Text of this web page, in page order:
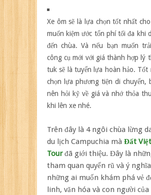
Xe ôm sẽ là lựa chọn tốt nhất
muốn kiệm ước tổn phí tối đa khi
đến chùa. Và nếu bạn muốn
công cụ mới với giá thành hợp lý
tuk sẽ là tuyển lựa hoàn hảo. Tốt
chọn lựa phương tiện di chuyển,
nên hỏi kỹ về giá và nhớ thỏa
khi lên xe nhé.
Trên đây là 4 ngôi chùa lừng
du lịch Campuchia mà Đất Việt
Tour đã giới thiệu. Đây là
tham quan quyến rũ và ý
những ai muốn khám phá vẻ
linh, văn hóa và con người của